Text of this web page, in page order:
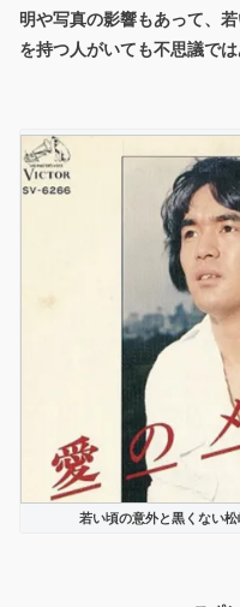
明や写真の影響もあって、
を持つ人がいても不思議では
若い頃の意外と黒くない